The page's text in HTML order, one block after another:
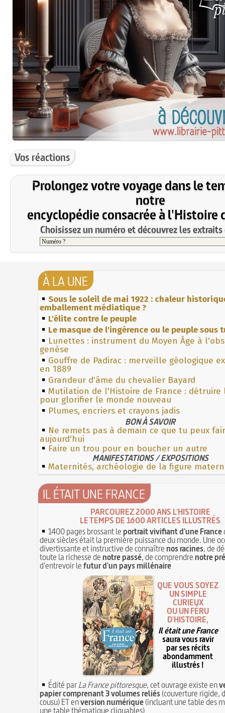
Vos réactions
Prolongez votre voyage dans le
notre
encyclopédie consacrée à l'Histoire
Choisissez un numéro et découvrez les
À LA UNE
Sous le soleil de mai 1922 : chaleur
emballement médiatique ?
L'élite contre le peuple
Le masque de l'ingérence ou le peuple sous
Lunettes : instrument du Moyen Âge à
genèse
Gouffre de Padirac : merveille géologique
en 1889
Grandeur d'âme du chevalier Bayard
Mutilation de l'Histoire de France : détruire
pour glorifier le monde nouveau
Plumes, encriers et crayons jadis
BON À SAVOIR
Ne remets pas à demain ce que tu peux
aujourd'hui
Faire un trou pour en boucher un autre
MANIFESTATIONS / EXPOSITIONS
Maternités, archéologie de la figure
IL ÉTAIT UNE FRANCE
PARCOUREZ 2000 ANS L'HISTOIRE
LE TEMPS DE 1600 ARTICLES ILLUSTRÉS
1400 pages brossant leportrait vivifiant d'une France
deux siècles était la première puissance du monde. Une
divertissante et instructive de connaîtrenos racines, de
toute la richesse denotre passé, de comprendrenotre
d'entrevoir lefutur d'un pays millénaire
QUE VOUS SOYEZ
UN SIMPLE
CURIEUX
OU UN FÉRU
D'HISTOIRE,
Il était une France
saura vous ravir
par ses récits
abondamment
illustrés !
Édité parLa France pittoresque, cet ouvrage existe en
papier comprenant 3 volumes reliés(couverture rigide,
cousu) ET enversion numérique(incluant une table des
une table thématique cliquables)